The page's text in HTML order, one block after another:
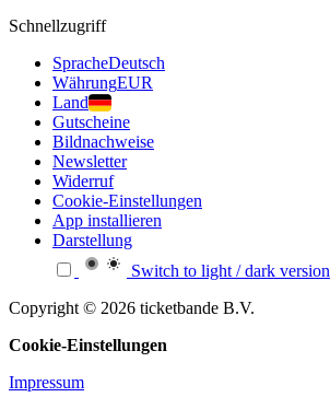
Schnellzugriff
SpracheDeutsch
WährungEUR
Land
Gutscheine
Bildnachweise
Newsletter
Widerruf
Cookie-Einstellungen
App installieren
Darstellung
Switch to light / dark version
Copyright © 2026 ticketbande B.V.
Cookie-Einstellungen
Impressum